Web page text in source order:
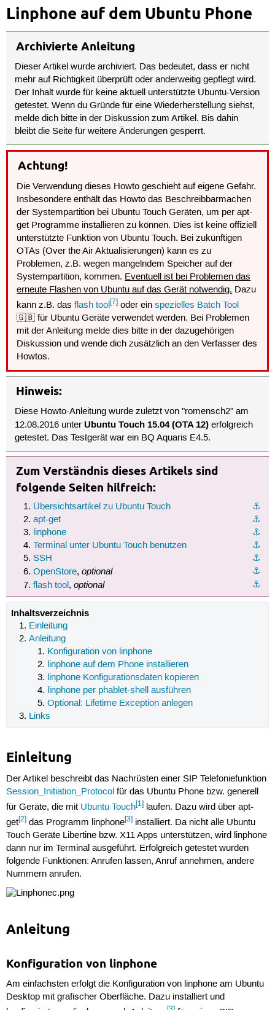
Linphone auf dem Ubuntu Phone
Archivierte Anleitung
Dieser Artikel wurde archiviert. Das bedeutet, dass er nicht
mehr auf Richtigkeit überprüft oder anderweitig gepflegt wird.
Der Inhalt wurde für keine aktuell unterstützte Ubuntu-Version
getestet. Wenn du Gründe für eine Wiederherstellung siehst,
melde dich bitte in der Diskussion zum Artikel. Bis dahin
bleibt die Seite für weitere Änderungen gesperrt.
Achtung!
Die Verwendung dieses Howto geschieht auf eigene Gefahr.
Insbesondere enthält das Howto das Beschreibbarmachen
der Systempartition bei Ubuntu Touch Geräten, um per apt-
get Programme installieren zu können. Dies ist keine offiziell
unterstützte Funktion von Ubuntu Touch. Bei zukünftigen
OTAs (Over the Air Aktualisierungen) kann es zu
Problemen, z.B. wegen mangelndem Speicher auf der
Systempartition, kommen. Eventuell ist bei Problemen das
erneute Flashen von Ubuntu auf das Gerät notwendig. Dazu
kann z.B. dasflash tool[7] oder einspezielles Batch Tool
🇬🇧 für Ubuntu Geräte verwendet werden. Bei Problemen
mit der Anleitung melde dies bitte in der dazugehörigen
Diskussion und wende dich zusätzlich an den Verfasser des
Howtos.
Hinweis:
Diese Howto-Anleitung wurde zuletzt von "romensch2" am
12.08.2016 unter Ubuntu Touch 15.04 (OTA 12) erfolgreich
getestet. Das Testgerät war ein BQ Aquaris E4.5.
Zum Verständnis dieses Artikels sind
folgende Seiten hilfreich:
⚓︎
Übersichtsartikel zu Ubuntu Touch
⚓︎
apt-get
⚓︎
linphone
⚓︎
Terminal unter Ubuntu Touch benutzen
⚓︎
SSH
⚓︎
OpenStore, optional
⚓︎
flash tool , optional
Inhaltsverzeichnis
Einleitung
Anleitung
Konfiguration von linphone
linphone auf dem Phone installieren
linphone Konfigurationsdaten kopieren
linphone per phablet-shell ausführen
Optional: Lifetime Exception anlegen
Links
Einleitung
Der Artikel beschreibt das Nachrüsten einer SIP Telefoniefunktion
Session_Initiation_Protocolfür das Ubuntu Phone bzw. generell
für Geräte, die mit Ubuntu Touch[1]laufen. Dazu wird über apt-
get[2]das Programm linphone[3]installiert. Da nicht alle Ubuntu
Touch Geräte Libertine bzw. X11 Apps unterstützen, wird linphone
dann nur im Terminal ausgeführt. Erfolgreich getestet wurden
folgende Funktionen: Anrufen lassen, Anruf annehmen, andere
Nummern anrufen.
Anleitung
Konfiguration von linphone
Am einfachsten erfolgt die Konfiguration von linphone am Ubuntu
Desktop mit grafischer Oberfläche. Dazu installiert und